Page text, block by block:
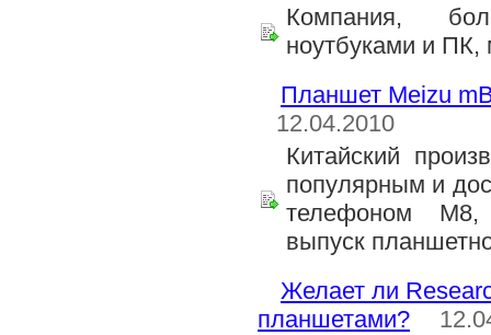
Компания,
ноутбуками и ПК,
Планшет Meizu
12.04.2010
Китайский
популярным и
телефоном
выпуск
Желает ли
планшетами?